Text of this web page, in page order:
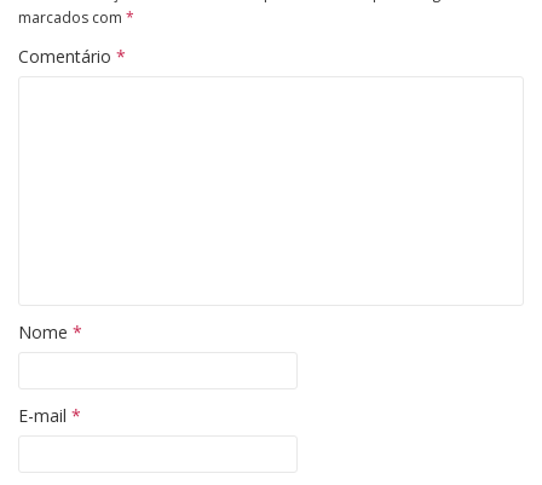
marcados com *
Comentário *
Nome *
E-mail *